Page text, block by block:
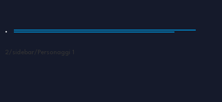
.
2/sidebar/Personaggi 1